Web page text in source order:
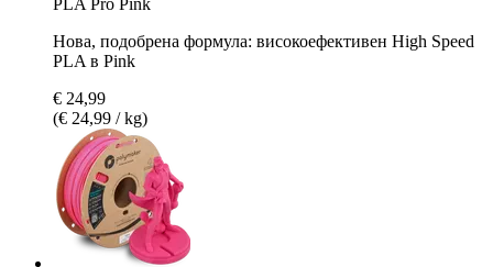
Нова, подобрена формула: високоефективен High Speed
PLA в Pink
€ 24,99
(€ 24,99 / kg)